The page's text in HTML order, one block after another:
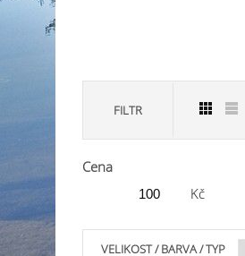
FILTR
Cena
Kč
VELIKOST / BARVA / TYP